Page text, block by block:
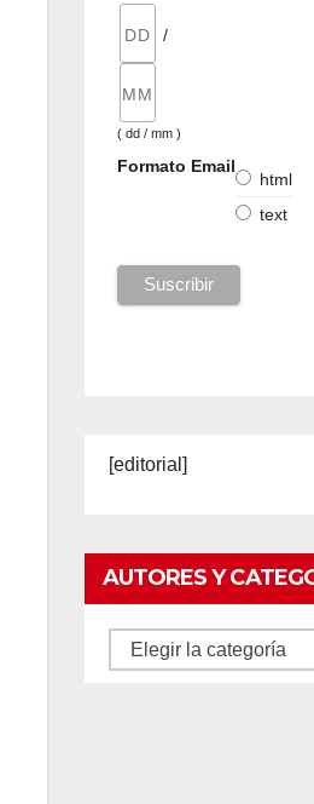
/
( dd / mm )
Formato Email
html
text
[editorial]
AUTORES Y
Autores